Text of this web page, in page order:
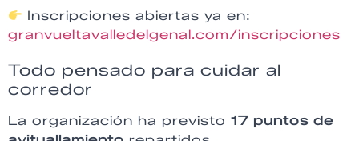
Inscripciones abiertas ya en:
granvueltavalledelgenal.com/inscripciones
Todo pensado para cuidar al
corredor
La organización ha previsto 17 puntos de